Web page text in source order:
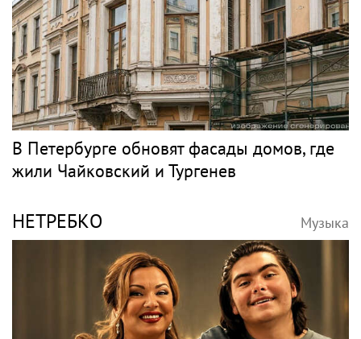
В Петербурге обновят фасады домов, где
жили Чайковский и Тургенев
НЕТРЕБКО Музыка